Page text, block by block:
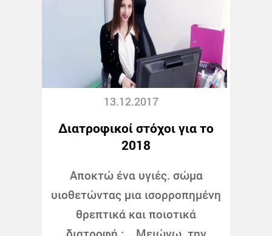
13.12.2017
Διατροφικοί στόχοι για το
2018
Αποκτώ ένα υγιές. σώμα
υιοθετώντας μια ισορροπημένη
θρεπτικά και ποιοτικά